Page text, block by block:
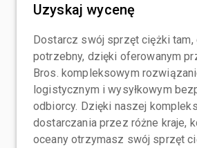
Uzyskaj wycenę
Dostarcz swój sprzęt ciężki
potrzebny, dzięki oferowanym
Bros. kompleksowym
logistycznym i wysyłkowym
odbiorcy. Dzięki naszej
dostarczania przez różne kraje,
oceany otrzymasz swój sprzęt